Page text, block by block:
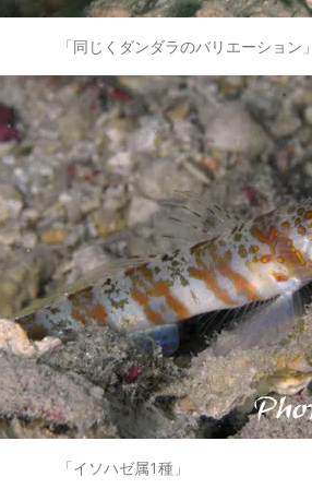
くダンダラのバリエーション
ソハゼ属1種」